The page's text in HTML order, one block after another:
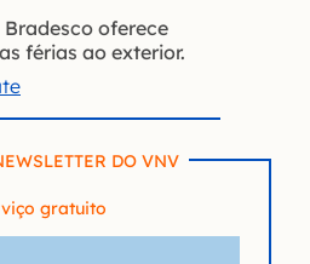
oferece
férias ao exterior.
DO VNV
gratuito